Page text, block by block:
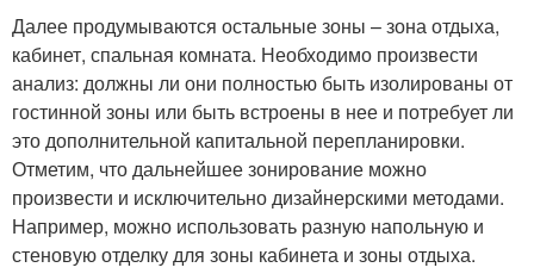
Далее продумываются остальные зоны – зона отдыха,
кабинет, спальная комната. Необходимо произвести
анализ: должны ли они полностью быть изолированы от
гостинной зоны или быть встроены в нее и потребует ли
это дополнительной капитальной перепланировки.
Отметим, что дальнейшее зонирование можно
произвести и исключительно дизайнерскими методами.
Например, можно использовать разную напольную и
стеновую отделку для зоны кабинета и зоны отдыха.